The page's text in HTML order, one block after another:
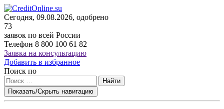
Сегодня, 09.08.2026, одобрено
73
заявок по всей России
Телефон 8 800 100 61 82
Заявка на консультацию
Добавить в избранное
Поиск по
Найти
Показать/Скрыть навигацию